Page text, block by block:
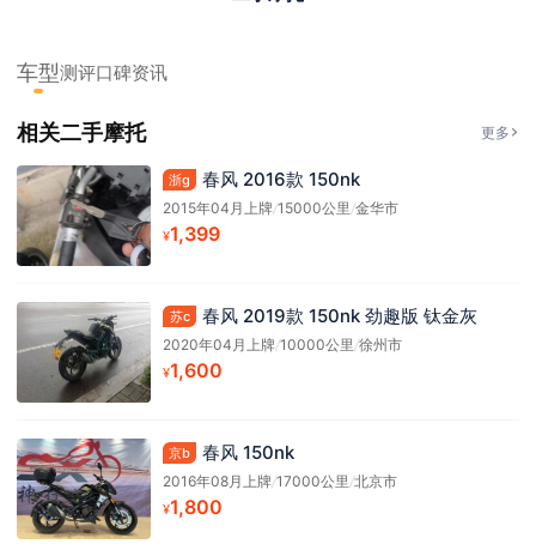
车型测评口碑资讯
相关二手摩托 更多
浙g 春风 2016款 150nk
2015年04月上牌/15000公里 /金华市
¥1,399
苏c 春风 2019款 150nk 劲趣版 钛金灰
2020年04月上牌/10000公里 /徐州市
¥1,600
京b 春风 150nk
2016年08月上牌/17000公里 /北京市
¥1,800